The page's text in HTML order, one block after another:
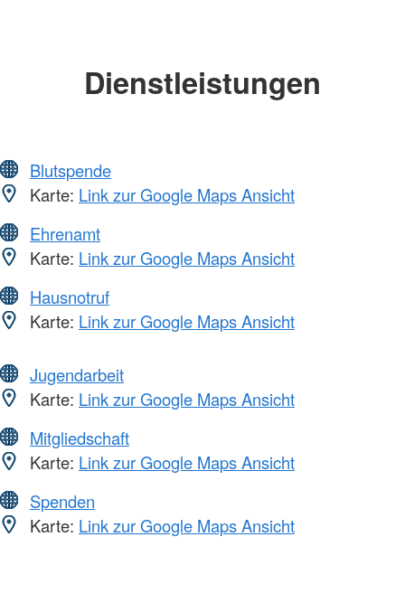
Dienstleistungen
Blutspende
Karte: Link zur Google Maps Ansicht
Ehrenamt
Karte: Link zur Google Maps Ansicht
Hausnotruf
Karte: Link zur Google Maps Ansicht
Jugendarbeit
Karte: Link zur Google Maps Ansicht
Mitgliedschaft
Karte: Link zur Google Maps Ansicht
Spenden
Karte: Link zur Google Maps Ansicht